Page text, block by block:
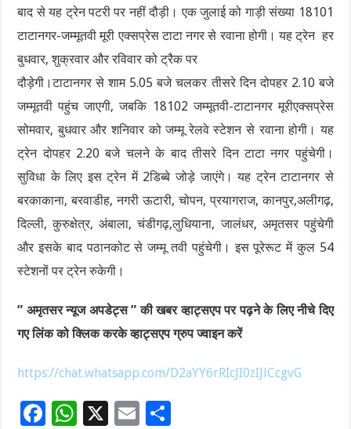
बाद से यह ट्रेन पटरी पर नहीं दौड़ी। एक जुलाई को गाड़ी संख्या 18101
टाटानगर-जम्मूतवी मूरी एक्सप्रेस टाटा नगर से रवाना होगी। यह ट्रेन हर
बुधवार, शुक्रवार और रविवार को ट्रैक पर
दौड़ेगी।टाटानगर से शाम 5.05 बजे चलकर तीसरे दिन दोपहर 2.10 बजे
जम्मूतवी पहुंच जाएगी, जबकि 18102 जम्मूतवी-टाटानगर मूरीएक्सप्रेस
सोमवार, बुधवार और शनिवार को जम्मू रेलवे स्टेशन से रवाना होगी। यह
ट्रेन दोपहर 2.20 बजे चलने के बाद तीसरे दिन टाटा नगर पहुंचेगी।
सुविधा के लिए इस ट्रेन में 2डिब्बे जोड़े जाएंगे। यह ट्रेन टाटानगर से
बरकाकाना, बरवाडीह, नगरी ऊटारी, चोपन, प्रयागराज, कानपुर,अलीगढ़,
दिल्ली, कुरुक्षेत्र, अंबाला, चंडीगढ़,लुधियाना, जालंधर, अमृतसर पहुंचेगी
और इसके बाद पठानकोट से जम्मू तवी पहुंचेगी। इस पूरेरूट में कुल 54
स्टेशनों पर ट्रेन रुकेगी।
” अमृतसर न्यूज अपडेट्स ” की खबर व्हाट्सएप पर पढ़ने के लिए नीचे दिए
गए लिंक को क्लिक करके व्हाट्सएप ग्रुप ज्वाइन करें
https://chat.whatsapp.com/D2aYY6rRIcJI0zIJlCcgvG
F
W X
E